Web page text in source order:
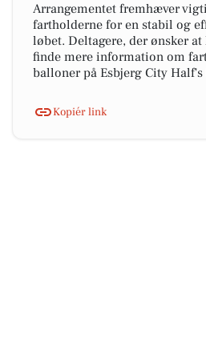
Arrangementet fremhæver
fartholderne for en stabil og
løbet. Deltagere, der ønsker
finde mere information om
balloner på Esbjerg City
Kopiér link